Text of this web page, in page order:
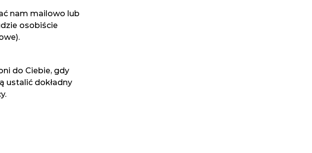
nam mailowo lub
osobiście
do Ciebie, gdy
ustalić dokładny